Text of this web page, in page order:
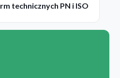
technicznych PN i ISO